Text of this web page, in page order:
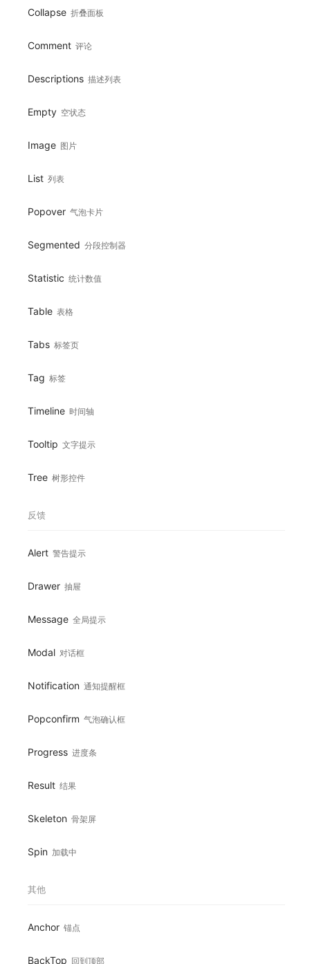
Collapse 折叠面板
Comment 评论
Descriptions 描述列表
Empty 空状态
Image 图片
List 列表
Popover 气泡卡片
Segmented 分段控制器
Statistic 统计数值
Table 表格
Tabs 标签页
Tag 标签
Timeline 时间轴
Tooltip 文字提示
Tree 树形控件
反馈
Alert 警告提示
Drawer 抽屉
Message 全局提示
Modal 对话框
Notification 通知提醒框
Popconfirm 气泡确认框
Progress 进度条
Result 结果
Skeleton 骨架屏
Spin 加载中
其他
Anchor 锚点
BackTop 回到顶部